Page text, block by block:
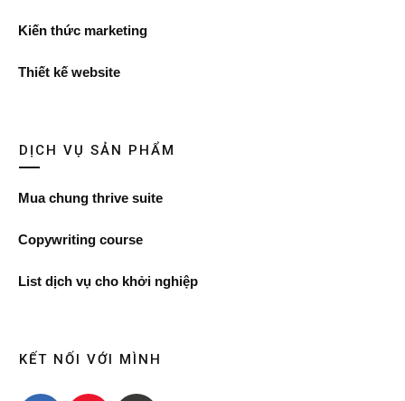
Kiến thức marketing
Thiết kế website
DỊCH VỤ SẢN PHẨM
Mua chung thrive suite
Copywriting course
List dịch vụ cho khởi nghiệp
KẾT NỐI VỚI MÌNH